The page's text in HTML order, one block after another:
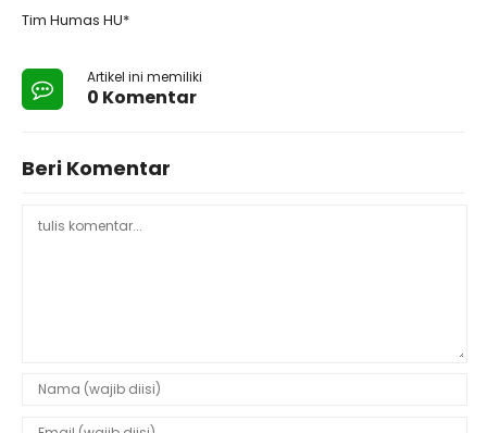
Tim Humas HU*
Artikel ini memiliki
0 Komentar
Beri Komentar